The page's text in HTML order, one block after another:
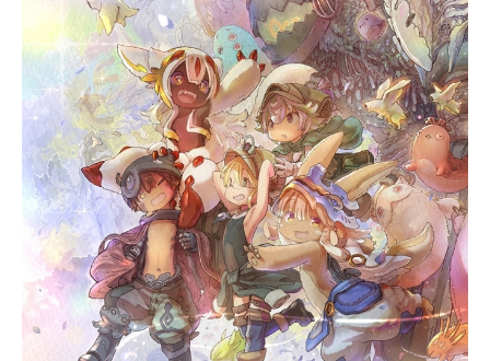
2月28日（火）テレビ東京ほか話数全
12話キャストデンジ：戸谷菊之介マ
キマ：楠木ともり早川アキ：坂田将
吾パワー：ファイルーズあいポチ
タ：井澤詩織姫野：伊瀬茉莉也東山
コベニ：高橋花林荒井ヒロカズ：八
代拓岸辺：津田健次郎天使の悪魔：
内田真礼サメの魔人：花江夏樹暴力
の魔人：内田夕夜蜘蛛の悪魔：後藤
沙緒里沢渡アカネ：大地葉サムライ
ソード：濱野大輝黒瀬：河西健吾天
童：上田瞳スタッフ原作：藤本タツ
キ（集英社ジャンプコミックス刊）
監督：中山竜脚本：瀬古浩司キャラ
クターデザイン：杉山和隆アクショ